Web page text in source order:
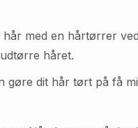
med en hårtørrer
håret.
dit hår tørt på få